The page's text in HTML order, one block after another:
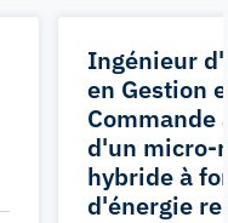
Ingénieur
en Gestion
Commande
d'un micro-
hybride à
d'énergie